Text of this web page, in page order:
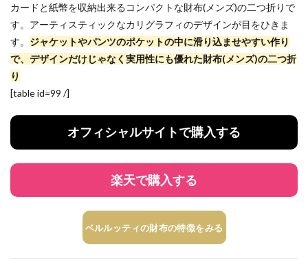
カードと紙幣を収納出来るコンパクトな財布(メンズ)の二つ折りで
す。アーティスティックなカリグラフィのデザインが目をひきま
す。 ジャケットやパンツのポケットの中に滑り込ませやすい作り
で、デザインだけじゃなく実用性にも優れた財布(メンズ)の二つ折
り
[table id=99 /]
オフィシャルサイトで購入する
楽天で購入する
ベルルッティの財布の特徴をみる